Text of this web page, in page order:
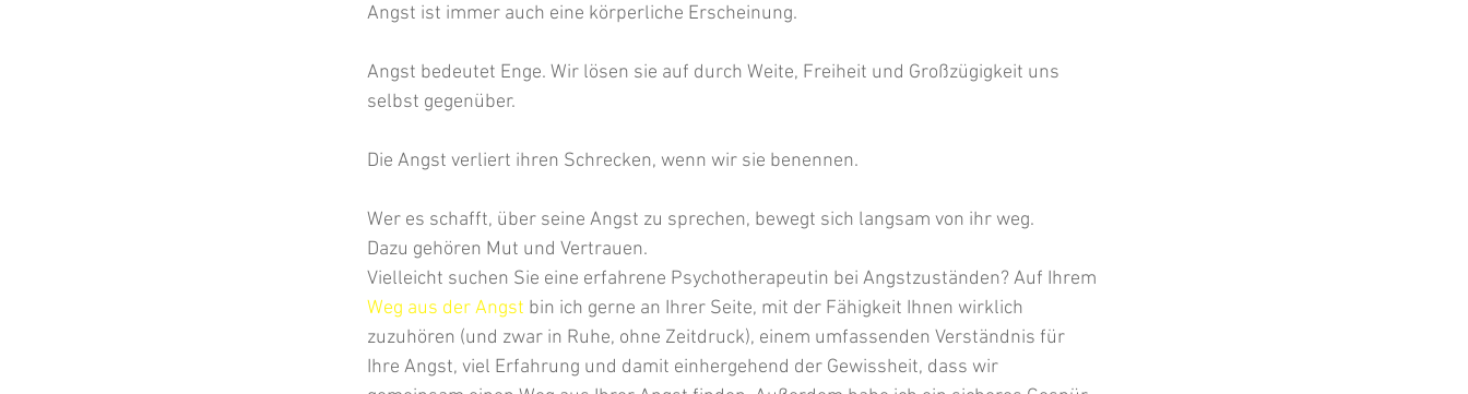
Angst ist immer auch eine körperliche Erscheinung.
Angst bedeutet Enge. Wir lösen sie auf durch Weite, Freiheit und Großzügigkeit uns
selbst gegenüber.
Die Angst verliert ihren Schrecken, wenn wir sie benennen.
Wer es schafft, über seine Angst zu sprechen, bewegt sich langsam von ihr weg.
Dazu gehören Mut und Vertrauen.
Vielleicht suchen Sie eine erfahrene Psychotherapeutin bei Angstzuständen? Auf Ihrem
Weg aus der Angst bin ich gerne an Ihrer Seite, mit der Fähigkeit Ihnen wirklich
zuzuhören (und zwar in Ruhe, ohne Zeitdruck), einem umfassenden Verständnis für
Ihre Angst, viel Erfahrung und damit einhergehend der Gewissheit, dass wir